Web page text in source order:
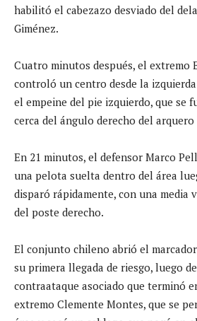
habilitó el cabezazo desviado del
Giménez.
Cuatro minutos después, el extremo
controló un centro desde la
el empeine del pie izquierdo, que se
cerca del ángulo derecho del
En 21 minutos, el defensor Marco
una pelota suelta dentro del área
disparó rápidamente, con una media
del poste derecho.
El conjunto chileno abrió el
su primera llegada de riesgo, luego
contraataque asociado que terminó
extremo Clemente Montes, que se